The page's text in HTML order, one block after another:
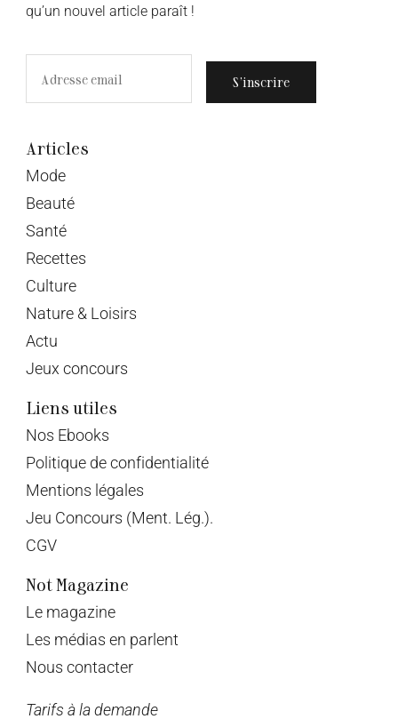
qu’un nouvel article paraît !
S’inscrire
Articles
Mode
Beauté
Santé
Recettes
Culture
Nature & Loisirs
Actu
Jeux concours
Liens utiles
Nos Ebooks
Politique de confidentialité
Mentions légales
Jeu Concours (Ment. Lég.).
CGV
Not Magazine
Le magazine
Les médias en parlent
Nous contacter
Tarifs à la demande